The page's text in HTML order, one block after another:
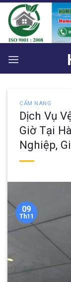
Bỏ
qua
nội
dung
CẨM NANG
Dịch Vụ
Giờ Tại
Nghiệp,
09
Th11